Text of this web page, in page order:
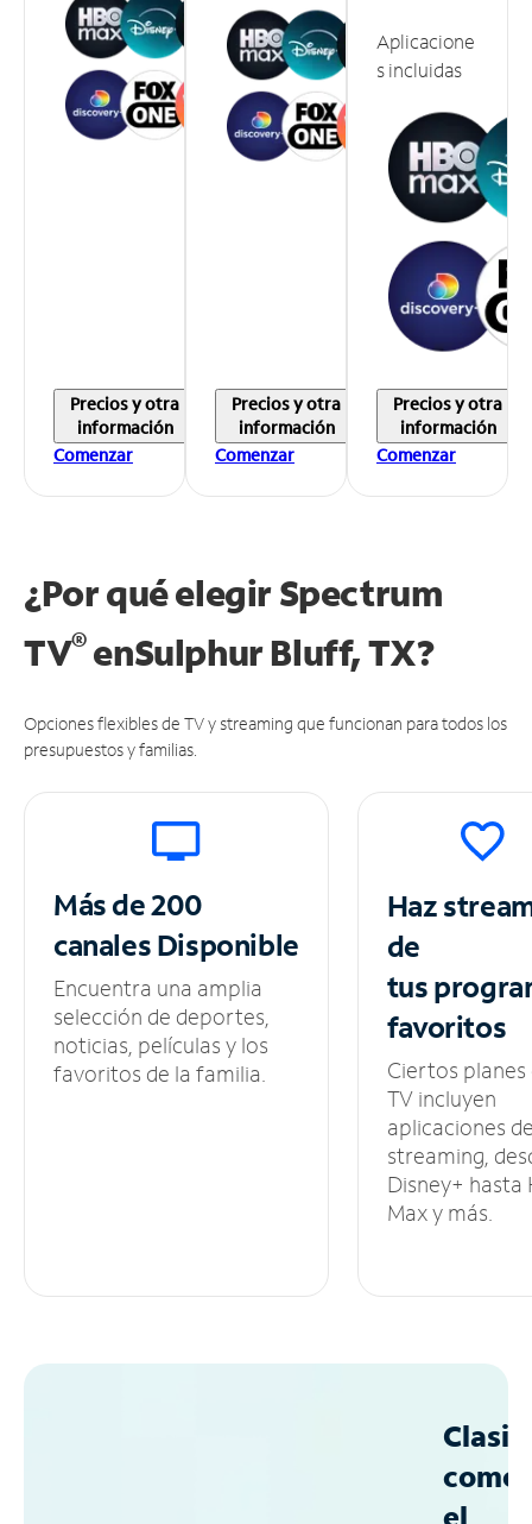
Precios y otra
información
Comenzar
Precios y otra
información
Comenzar
Aplicacione
s incluidas
Precios y otra
información
Comenzar
¿Por qué elegir Spectrum
TV®enSulphur Bluff, TX?
Opciones flexibles de TV y streaming que funcionan para todos los
presupuestos y familias.
Más de 200
canalesDisponible
Encuentra una amplia
selección de deportes,
noticias, películas y los
favoritos de la familia.
Haz
de
tus
favoritos
Ciertos planes
TV incluyen
aplicaciones
streaming,
Disney+ hasta
Max y más.
como
el